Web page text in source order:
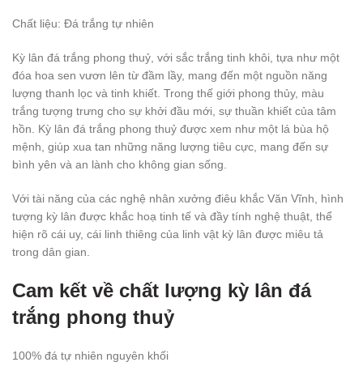
Chất liệu: Đá trắng tự nhiên
Kỳ lân đá trắng phong thuỷ, với sắc trắng tinh khôi, tựa như một
đóa hoa sen vươn lên từ đầm lầy, mang đến một nguồn năng
lượng thanh lọc và tinh khiết. Trong thế giới phong thủy, màu
trắng tượng trưng cho sự khởi đầu mới, sự thuần khiết của tâm
hồn. Kỳ lân đá trắng phong thuỷ được xem như một lá bùa hộ
mệnh, giúp xua tan những năng lượng tiêu cực, mang đến sự
bình yên và an lành cho không gian sống.
Với tài năng của các nghệ nhân xưởng điêu khắc Văn Vĩnh, hình
tượng kỳ lân được khắc hoạ tinh tế và đầy tính nghệ thuật, thể
hiện rõ cái uy, cái linh thiêng của linh vật kỳ lân được miêu tả
trong dân gian.
Cam kết về chất lượng kỳ lân đá
trắng phong thuỷ
100% đá tự nhiên nguyên khối